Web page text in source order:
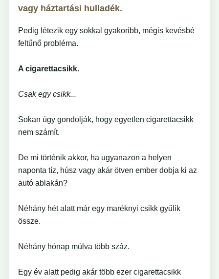
vagy háztartási hulladék.
Pedig létezik egy sokkal gyakoribb, mégis kevésbé
feltűnő probléma.
A cigarettacsikk.
Csak egy csikk...
Sokan úgy gondolják, hogy egyetlen cigarettacsikk
nem számít.
De mi történik akkor, ha ugyanazon a helyen
naponta tíz, húsz vagy akár ötven ember dobja ki az
autó ablakán?
Néhány hét alatt már egy maréknyi csikk gyűlik
össze.
Néhány hónap múlva több száz.
Egy év alatt pedig akár több ezer cigarettacsikk